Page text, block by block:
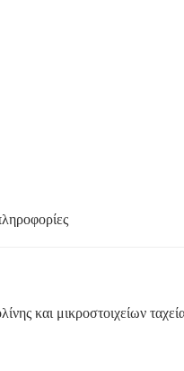
και μικροστοιχείων